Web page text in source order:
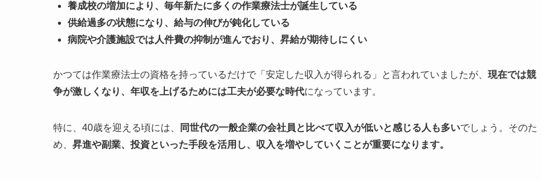
養成校の増加により、毎年新たに多くの作業療法士が誕生している
供給過多の状態になり、給与の伸びが鈍化している
病院や介護施設では人件費の抑制が進んでおり、昇給が期待しにくい
かつては作業療法士の資格を持っているだけで「安定した収入が得られる」と言われていましたが、 現在では競
争が激しくなり、年収を上げるためには工夫が必要な時代になっています。
特に、40歳を迎える頃には、 同世代の一般企業の会社員と比べて収入が低いと感じる人も多いでしょう。そのた
め、 昇進や副業、投資といった手段を活用し、収入を増やしていくことが重要になります。